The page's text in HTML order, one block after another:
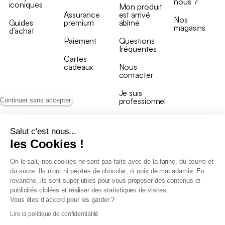
Continuer sans accepter
Salut c'est nous...
les Cookies !
On le sait, nos cookies ne sont pas faits avec de la farine, du beurre et
du sucre. Ils n’ont ni pépites de chocolat, ni noix de macadamia. En
revanche, ils sont super utiles pour vous proposer des contenus et
publicités ciblées et réaliser des statistiques de visites.
Vous êtes d’accord pour les garder ?
Lire la politique de confidentialité
iconiques
Guides
d’achat
Assurance
premium
Paiement
Cartes
cadeaux
Mon produit
est arrivé
abîmé
Questions
fréquentes
Nous
contacter
Je suis
professionnel
Nos
magasins
Conditions générales de vente
Conditions générales du programme de fidélité
Charte de données personnelles
Conditions générales de vente Pro
Déclaration d’accessibilité